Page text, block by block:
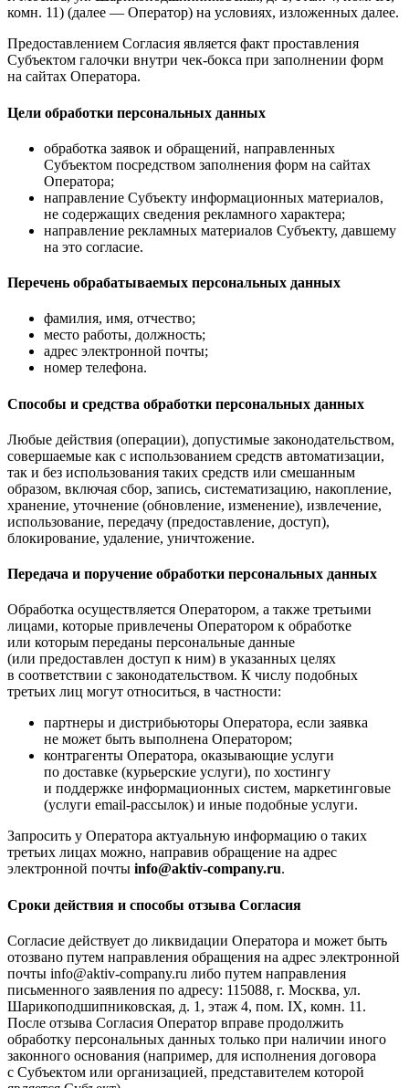
комн. 11) (далее — Оператор) на условиях, изложенных далее.
Предоставлением Согласия является факт проставления
Субъектом галочки внутри чек-бокса при заполнении форм
на сайтах Оператора.
Цели обработки персональных данных
обработка заявок и обращений, направленных
Субъектом посредством заполнения форм на сайтах
Оператора;
направление Субъекту информационных материалов,
не содержащих сведения рекламного характера;
направление рекламных материалов Субъекту, давшему
на это согласие.
Перечень обрабатываемых персональных данных
фамилия, имя, отчество;
место работы, должность;
адрес электронной почты;
номер телефона.
Способы и средства обработки персональных данных
Любые действия (операции), допустимые законодательством,
совершаемые как с использованием средств автоматизации,
так и без использования таких средств или смешанным
образом, включая сбор, запись, систематизацию, накопление,
хранение, уточнение (обновление, изменение), извлечение,
использование, передачу (предоставление, доступ),
блокирование, удаление, уничтожение.
Передача и поручение обработки персональных данных
Обработка осуществляется Оператором, а также третьими
лицами, которые привлечены Оператором к обработке
или которым переданы персональные данные
(или предоставлен доступ к ним) в указанных целях
в соответствии с законодательством. К числу подобных
третьих лиц могут относиться, в частности:
партнеры и дистрибьюторы Оператора, если заявка
не может быть выполнена Оператором;
контрагенты Оператора, оказывающие услуги
по доставке (курьерские услуги), по хостингу
и поддержке информационных систем, маркетинговые
(услуги email-рассылок) и иные подобные услуги.
Запросить у Оператора актуальную информацию о таких
третьих лицах можно, направив обращение на адрес
электронной почты info@aktiv-company.ru.
Сроки действия и способы отзыва Согласия
Cогласие действует до ликвидации Оператора и может быть
отозвано путем направления обращения на адрес электронной
почты info@aktiv-company.ru либо путем направления
письменного заявления по адресу: 115088, г. Москва, ул.
Шарикоподшипниковская, д. 1, этаж 4, пом. IX, комн. 11.
После отзыва Согласия Оператор вправе продолжить
обработку персональных данных только при наличии иного
законного основания (например, для исполнения договора
с Субъектом или организацией, представителем которой